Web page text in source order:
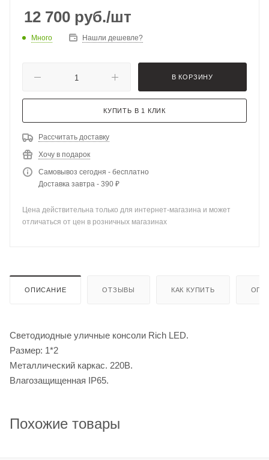
12 700 руб./шт
Много Нашли дешевле?
В КОРЗИНУ
КУПИТЬ В 1 КЛИК
Рассчитать доставку
Хочу в подарок
Самовывоз сегодня - бесплатно
Доставка завтра - 390 ₽
Цена действительна только для интернет-магазина и может
отличаться от цен в розничных магазинах
ОПИСАНИЕ ОТЗЫВЫ КАК КУПИТЬ
Светодиодные уличные консоли Rich LED.
Размер: 1*2
Металлический каркас. 220В.
Влагозащищенная IP65.
Похожие товары